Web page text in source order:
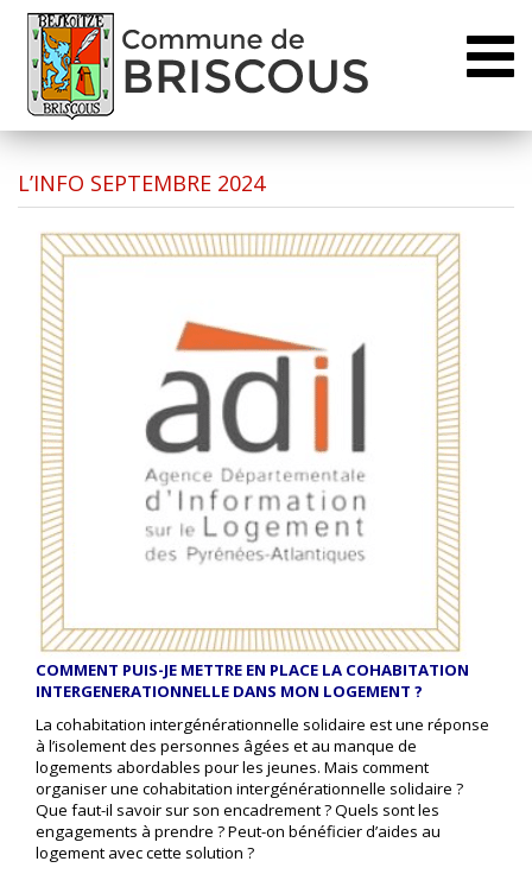
L’INFO SEPTEMBRE 2024
COMMENT PUIS-JE METTRE EN PLACE LA COHABITATION
INTERGENERATIONNELLE DANS MON LOGEMENT ?
La cohabitation intergénérationnelle solidaire est une réponse
à l’isolement des personnes âgées et au manque de
logements abordables pour les jeunes. Mais comment
organiser une cohabitation intergénérationnelle solidaire ?
Que faut-il savoir sur son encadrement ? Quels sont les
engagements à prendre ? Peut-on bénéficier d’aides au
logement avec cette solution ?